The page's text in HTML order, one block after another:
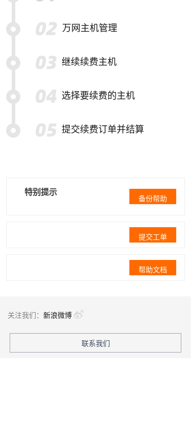
万网主机管理
继续续费主机
选择要续费的主机
提交续费订单并结算
特别提示
备份帮助
提交工单
帮助文档